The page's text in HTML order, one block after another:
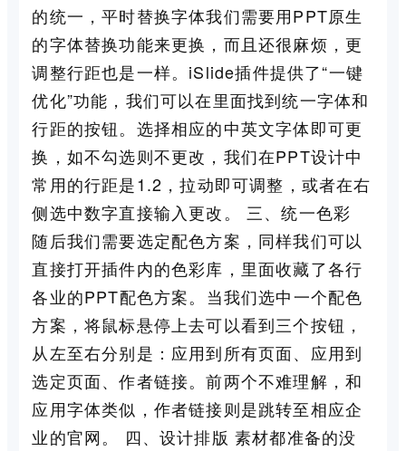
的统一，平时替换字体我们需要用PPT原生
的字体替换功能来更换，而且还很麻烦，更
调整行距也是一样。iSlide插件提供了“一键
优化”功能，我们可以在里面找到统一字体和
行距的按钮。选择相应的中英文字体即可更
换，如不勾选则不更改，我们在PPT设计中
常用的行距是1.2，拉动即可调整，或者在右
侧选中数字直接输入更改。 三、统一色彩
随后我们需要选定配色方案，同样我们可以
直接打开插件内的色彩库，里面收藏了各行
各业的PPT配色方案。当我们选中一个配色
方案，将鼠标悬停上去可以看到三个按钮，
从左至右分别是：应用到所有页面、应用到
选定页面、作者链接。前两个不难理解，和
应用字体类似，作者链接则是跳转至相应企
业的官网。 四、设计排版 素材都准备的没